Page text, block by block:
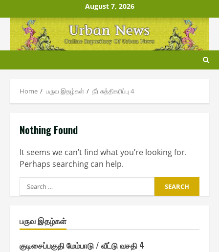
to
content
August 7, 2026
Home பருவ இதழ்கள் நீர் சுத்தி௧ரிப்பு 4
Nothing Found
It seems we can’t find what you’re looking for.
Perhaps searching can help.
Search
for:
பருவ இதழ்கள்
குடிசைப்பகுதி மேம்பாடு / வீட்டு வசதி 4